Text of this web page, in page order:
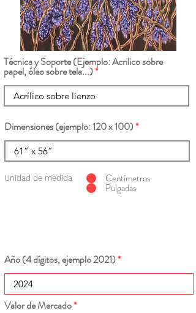
Técnica y Soporte (Ejemplo: Acrilico sobre
papel, óleo sobre tela...)
Dimensiones (ejemplo: 120 x 100)
Unidad de medida Centímetros
Pulgadas
Año (4 dígitos, ejemplo 2021)
Valor de Mercado